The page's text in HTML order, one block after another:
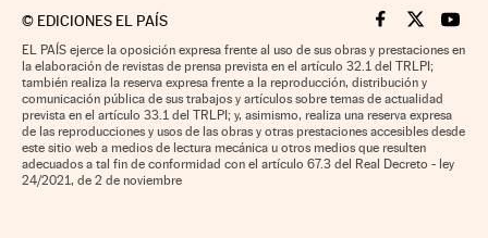
© EDICIONES EL PAÍS Cinco Días en
Cinco Días
Cinco
EL PAÍS ejerce la oposición expresa frente al uso de sus obras y prestaciones en
la elaboración de revistas de prensa prevista en el artículo 32.1 del TRLPI;
también realiza la reserva expresa frente a la reproducción, distribución y
comunicación pública de sus trabajos y artículos sobre temas de actualidad
prevista en el artículo 33.1 del TRLPI; y, asimismo, realiza una reserva expresa
de las reproducciones y usos de las obras y otras prestaciones accesibles desde
este sitio web a medios de lectura mecánica u otros medios que resulten
adecuados a tal fin de conformidad con el artículo 67.3 del Real Decreto - ley
24/2021, de 2 de noviembre